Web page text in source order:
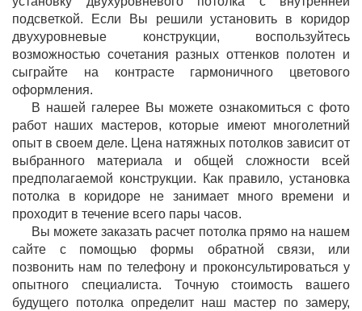
подсветкой. Если Вы решили установить в коридор
двухуровневые конструкции, воспользуйтесь
возможностью сочетания разных оттенков полотен и
сыграйте на контрасте гармоничного цветового
оформления.
В нашей галерее Вы можете ознакомиться с фото
работ наших мастеров, которые имеют многолетний
опыт в своем деле. Цена натяжных потолков зависит от
выбранного материала и общей сложности всей
предполагаемой конструкции. Как правило, установка
потолка в коридоре не занимает много времени и
проходит в течение всего пары часов.
Вы можете заказать расчет потолка прямо на нашем
сайте с помощью формы обратной связи, или
позвонить нам по телефону и проконсультироваться у
опытного специалиста. Точную стоимость вашего
будущего потолка определит наш мастер по замеру,